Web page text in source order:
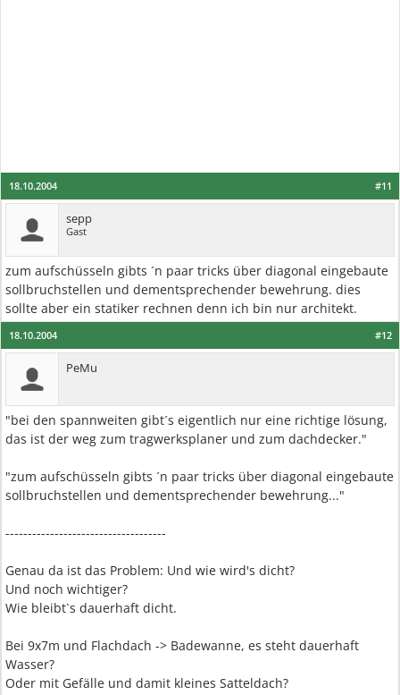
#11
18.10.2004
sepp
Gast
zum aufschüsseln gibts ´n paar tricks über diagonal eingebaute
sollbruchstellen und dementsprechender bewehrung. dies
sollte aber ein statiker rechnen denn ich bin nur architekt.
#12
18.10.2004
PeMu
"bei den spannweiten gibt´s eigentlich nur eine richtige lösung,
das ist der weg zum tragwerksplaner und zum dachdecker."
"zum aufschüsseln gibts ´n paar tricks über diagonal eingebaute
sollbruchstellen und dementsprechender bewehrung..."
------------------------------------
Genau da ist das Problem: Und wie wird's dicht?
Und noch wichtiger?
Wie bleibt`s dauerhaft dicht.
Bei 9x7m und Flachdach -> Badewanne, es steht dauerhaft
Wasser?
Oder mit Gefälle und damit kleines Satteldach?